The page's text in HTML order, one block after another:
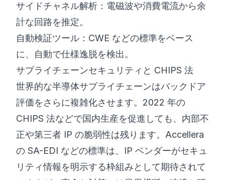
サイドチャネル解析：電磁波や消費電流から余
計な回路を推定。
自動検証ツール：CWE などの標準をベース
に、自動で仕様逸脱を検出。
サプライチェーンセキュリティと CHIPS 法
世界的な半導体サプライチェーンはバックドア
評価をさらに複雑化させます。2022 年の
CHIPS 法などで国内生産を促進しても、内部不
正や第三者 IP の脆弱性は残ります。Accellera
の SA-EDI などの標準は、IP ベンダーがセキュ
リティ情報を明示する枠組みとして期待されて